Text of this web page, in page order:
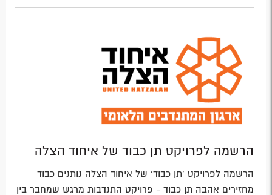
הרשמה לפרויקט תן כבוד של איחוד הצלה
הרשמה לפרויקט 'תן כבוד' של איחוד הצלה נותנים כבוד
מחזירים אהבה תן כבוד - פרויקט התנדבות מרגש שמחבר בין